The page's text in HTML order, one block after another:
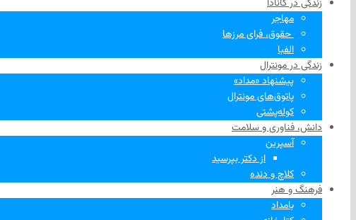
زندگی در کانادا
مهاجر
‌ حقوق، فرای مرزها
الفبا
زندگی در مونترال
پیشنهاد «مداد»
پاتوق‌های مونترال
کوله‌پشتی
دانش، فناوری و سلامت
آسپرین
از دکتر بپرسید
کلاچ و دنده
فرهنگ و هنر
بامداد